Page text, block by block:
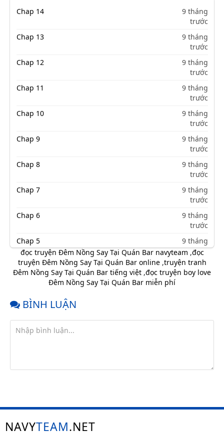
Chap 14
9 tháng
trước
Chap 13
9 tháng
trước
Chap 12
9 tháng
trước
Chap 11
9 tháng
trước
Chap 10
9 tháng
trước
Chap 9
9 tháng
trước
Chap 8
9 tháng
trước
Chap 7
9 tháng
trước
Chap 6
9 tháng
trước
Chap 5
9 tháng
trước
Chap 4
9 tháng
trước
đọc truyện Đêm Nồng Say Tại Quán Bar navyteam ,đọc
truyện Đêm Nồng Say Tại Quán Bar online,truyện tranh
Đêm Nồng Say Tại Quán Bar tiếng việt ,đọc truyện boy love
Đêm Nồng Say Tại Quán Bar miễn phí
BÌNH LUẬN
NAVYTEAM.NET